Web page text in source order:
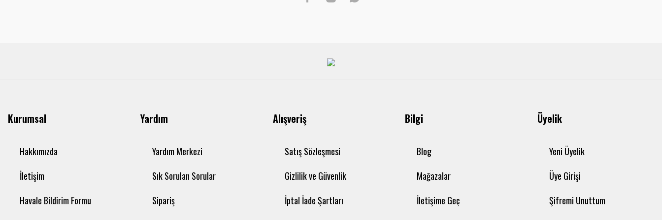
Kurumsal
Hakkımızda
İletişim
Havale Bildirim Formu
Yardım
Yardım Merkezi
Sık Sorulan Sorular
Sipariş
Alışveriş
Satış Sözleşmesi
Gizlilik ve Güvenlik
İptal İade Şartları
Bilgi
Blog
Mağazalar
İletişime Geç
Üyelik
Yeni Üyelik
Üye Girişi
Şifremi Unuttum